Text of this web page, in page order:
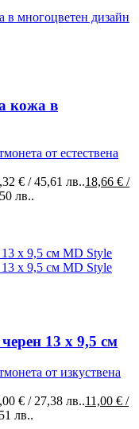
кожа в
от естествена
€ / 45,61 лв..18,66 € /
лв..
13 x 9,5 см
от изкуствена
€ / 27,38 лв..11,00 € /
лв..